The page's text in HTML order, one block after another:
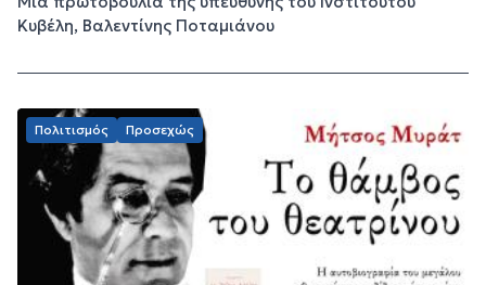
Κυβέλη, Βαλεντίνης Ποταμιάνου
Πολιτισμός Προσεχώς